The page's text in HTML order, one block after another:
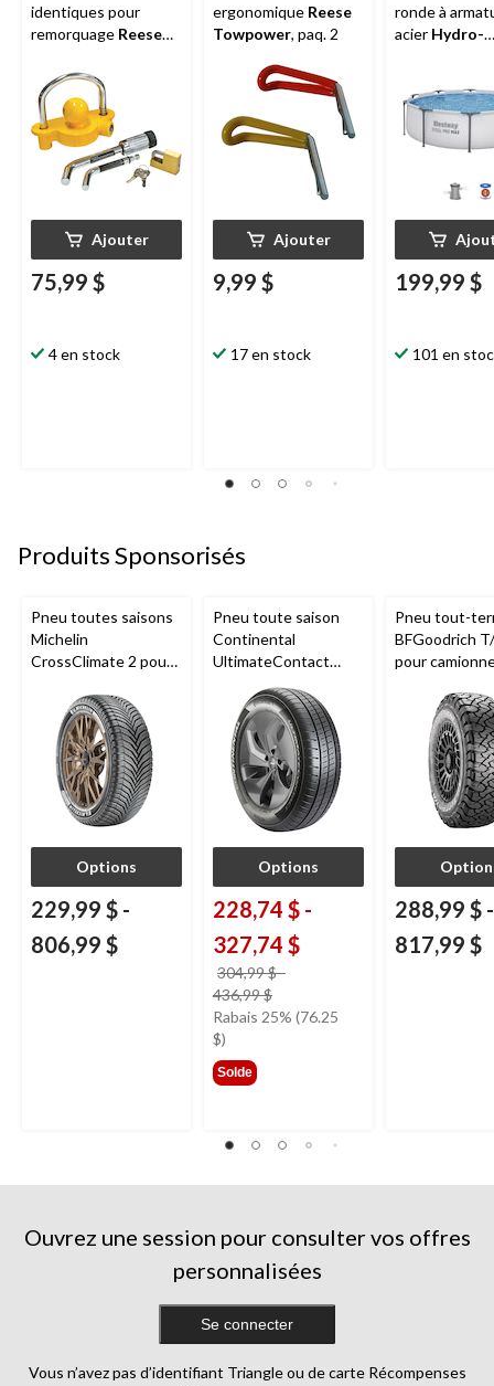
identiques pour
remorquage Reese
Ajouter
75,99 $
4 en stock
ergonomique Reese
Towpower, paq. 2
Ajouter
9,99 $
17 en stock
ronde à
acier Hydro-
199,99 $
101 en
Produits Sponsorisés
Pneu toutes saisons
Michelin
CrossClimate 2 pour
et multisegments
Options
229,99 $ -
806,99 $
Pneu toute saison
Continental
UltimateContact
pour véhicules de
tourisme et
multisegments
Options
228,74 $ -
327,74 $
304,99 $-
436,99 $
était
Rabais 25% (76.25
$)
Solde
Pneu tout-
BFGoodrich
pour
288,99 $ -
817,99 $
Ouvrez une session pour consulter vos offres
personnalisées
Se connecter
Vous n’avez pas d’identifiant Triangle ou de carte Récompenses